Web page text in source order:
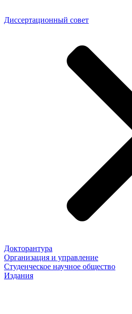
Диссертационный совет
Докторантура
Организация и управление
Студенческое научное общество
Издания